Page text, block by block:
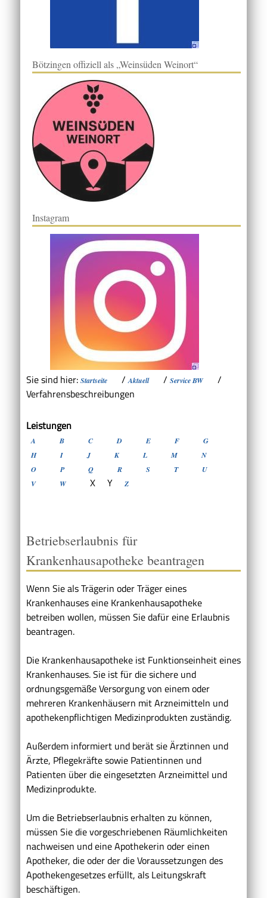
Bötzingen offiziell als „Weinsüden Weinort“
Instagram
Sie sind hier: Startseite /Aktuell / Service BW
/
Verfahrensbeschreibungen
Leistungen
A B C D E F
G
H
I J K L M
N
O
P Q R S T
U
V
W X Y Z
Betriebserlaubnis für
Krankenhausapotheke beantragen
Wenn Sie als Trägerin oder Träger eines
Krankenhauses eine Krankenhausapotheke
betreiben wollen, müssen Sie dafür eine Erlaubnis
beantragen.
Die Krankenhausapotheke ist Funktionseinheit eines
Krankenhauses. Sie ist für die sichere und
ordnungsgemäße Versorgung von einem oder
mehreren Krankenhäusern mit Arzneimitteln und
apothekenpflichtigen Medizinprodukten zuständig.
Außerdem informiert und berät sie Ärztinnen und
Ärzte, Pflegekräfte sowie Patientinnen und
Patienten über die eingesetzten Arzneimittel und
Medizinprodukte.
Um die Betriebserlaubnis erhalten zu können,
müssen Sie die vorgeschriebenen Räumlichkeiten
nachweisen und eine Apothekerin oder einen
Apotheker, die oder der die Voraussetzungen des
Apothekengesetzes erfüllt, als Leitungskraft
beschäftigen.